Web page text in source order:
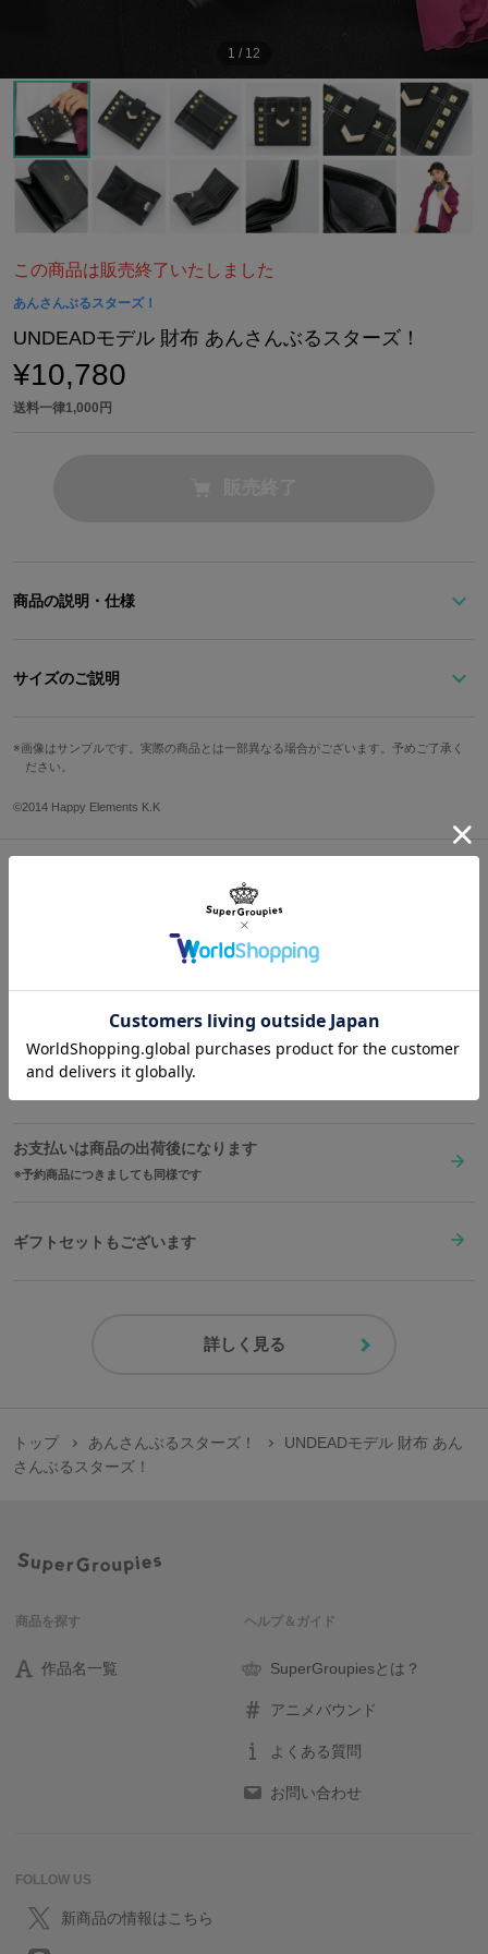
1 / 12
この商品は販売終了いたしました
あんさんぶるスターズ！
UNDEADモデル 財布 あんさんぶるスターズ！
¥10,780
送料一律1,000円
商品の説明・仕様
内装はコウモリや衣装の十字架、チェーンをイメージしたオリジナ
原産国／ 中国
素材／ 本体・付属・合成皮革：ポリウレタン100％ 裏地：ポリエステル10
サイズのご説明
Free
カード収納
10箇所
画像はサンプルです。実際の商品とは一部異なる場合がございます。予めご了承く
ださい。
©2014 Happy Elements K.K
お買い物で困った時はこちらをチェック
在庫商品は2〜4営業日以内に出荷
お支払いは商品の出荷後になります
予約商品につきましても同様です
ギフトセットもございます
詳しく見る
トップ あんさんぶるスターズ！
UNDEADモデル 財布 あん
さんぶるスターズ！
商品を探す
作品名一覧
ヘルプ＆ガイド
SuperGroupiesとは？
アニメバウンド
よくある質問
お問い合わせ
FOLLOW US
新商品の情報はこちら